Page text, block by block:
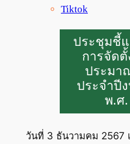
Tiktok
ประชุมชี้
การจัด
ประมา
ประจำปี
พ.ศ.
วันที่ 3 ธันวามคม 2567